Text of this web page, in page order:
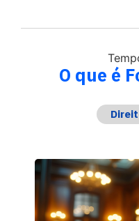
O que é